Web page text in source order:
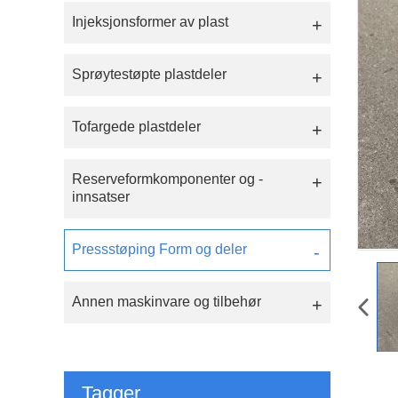
Injeksjonsformer av plast
Sprøytestøpte plastdeler
Tofargede plastdeler
Reserveformkomponenter og -
innsatser
Pressstøping Form og deler
Annen maskinvare og tilbehør
Tagger